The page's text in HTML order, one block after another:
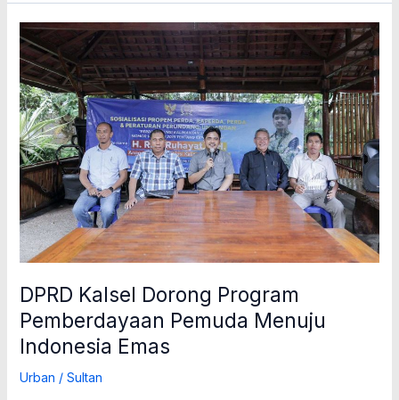
DPRD Kalsel Dorong Program
Pemberdayaan Pemuda Menuju
Indonesia Emas
Urban / Sultan
DPRD
Kalsel
Dorong
Program
Pemberdayaan
Pemuda
Menuju
Indonesia
Emas